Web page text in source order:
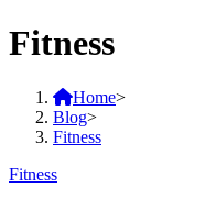
Fitness
Home>
Blog>
Fitness
Fitness